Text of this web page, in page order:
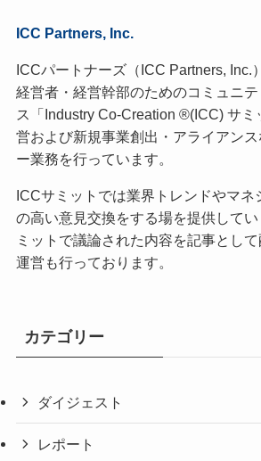
ICC Partners, Inc.
ICCパートナーズ（ICC Partners, Inc.
経営者・経営幹部のためのコミュニ
ス「Industry Co-Creation ®(ICC) サミ
営および新規事業創出・アライアン
ー業務を行っています。
ICCサミットでは業界トレンドやマネ
の高い意見交換をする場を提供して
ミットで議論された内容を記事とし
運営も行っております。
カテゴリー
ダイジェスト
レポート